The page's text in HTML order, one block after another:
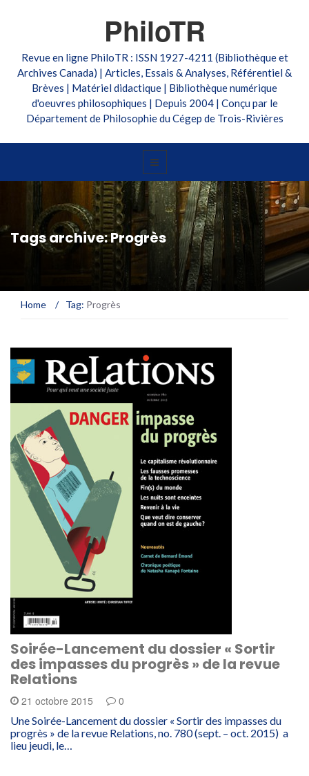
PhiloTR
Revue en ligne PhiloTR : ISSN 1927-4211 (Bibliothèque et
Archives Canada) | Articles, Essais & Analyses, Référentiel &
Brèves | Matériel didactique | Bibliothèque numérique
d'oeuvres philosophiques | Depuis 2004 | Conçu par le
Département de Philosophie du Cégep de Trois-Rivières
Tags archive: Progrès
Home / Tag: Progrès
Soirée-Lancement du dossier « Sortir
des impasses du progrès » de la revue
Relations
21 octobre 2015 0
Une Soirée-Lancement du dossier « Sortir des impasses du
progrès » de la revue Relations, no. 780 (sept. – oct. 2015) a
lieu jeudi, le…